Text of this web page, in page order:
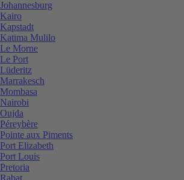
Johannesburg
Kairo
Kapstadt
Katima Mulilo
Le Morne
Le Port
Lüderitz
Marrakesch
Mombasa
Nairobi
Oujda
Péreybère
Pointe aux Piments
Port Elizabeth
Port Louis
Pretoria
Rabat